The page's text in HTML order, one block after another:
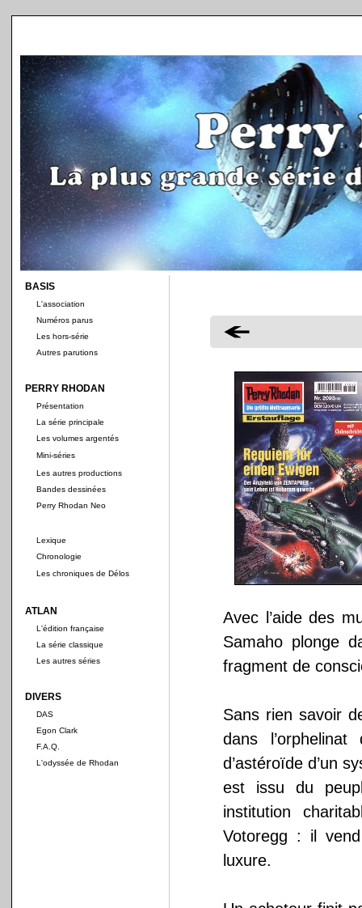
BASIS
L'association
Numéros parus
Les hors-série
Autres parutions
PERRY RHODAN
Présentation
La série principale
Les volumes argentés
Mini-séries
Les autres productions
Bandes dessinées
Perry Rhodan Neo
Lexique
Chronologie
Les chroniques de Délos
ATLAN
L'édition française
La série classique
Les autres séries
DIVERS
DAS
Egon Clark
F.A.Q.
L'odyssée de Rhodan
Avec l’aide des
Samaho plonge
fragment de
Sans rien savoir
dans
d’astéroïde d’un
est issu du
institution
Votoregg : il
luxure.